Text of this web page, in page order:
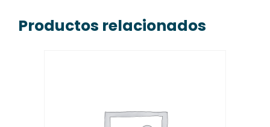
Productos relacionados